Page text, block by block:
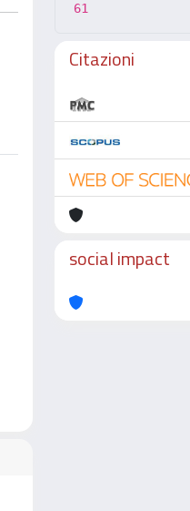
61
Citazioni
social impact